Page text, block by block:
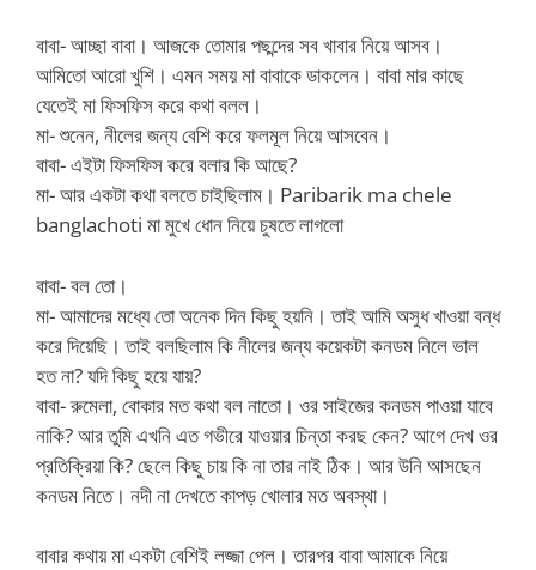
বাবা- আচ্ছা বাবা। আজকে তোমার পছন্দের সব খাবার নিয়ে আসব।
আমিতো আরো খুশি। এমন সময় মা বাবাকে ডাকলেন। বাবা মার কাছে
যেতেই মা ফিসফিস করে কথা বলল।
মা- শুনেন, নীলের জন্য বেশি করে ফলমূল নিয়ে আসবেন।
বাবা- এইটা ফিসফিস করে বলার কি আছে?
মা- আর একটা কথা বলতে চাইছিলাম। Paribarik ma chele
banglachoti মা মুখে ধোন নিয়ে চুষতে লাগলো
বাবা- বল তো।
মা- আমাদের মধ্যে তো অনেক দিন কিছু হয়নি। তাই আমি অসুধ খাওয়া বন্ধ
করে দিয়েছি। তাই বলছিলাম কি নীলের জন্য কয়েকটা কনডম নিলে ভাল
হত না? যদি কিছু হয়ে যায়?
বাবা- রুমেলা, বোকার মত কথা বল নাতো। ওর সাইজের কনডম পাওয়া যাবে
নাকি? আর তুমি এখনি এত গভীরে যাওয়ার চিন্তা করছ কেন? আগে দেখ ওর
প্রতিক্রিয়া কি? ছেলে কিছু চায় কি না তার নাই ঠিক। আর উনি আসছেন
কনডম নিতে। নদী না দেখতে কাপড় খোলার মত অবস্থা।
বাবার কথায় মা একটা বেশিই লজ্জা পেল। তারপর বাবা আমাকে নিয়ে